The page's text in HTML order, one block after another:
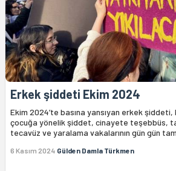
Erkek şiddeti Ekim 2024
Ekim 2024’te basına yansıyan erkek
çocuğa yönelik şiddet, cinayete teşebbüs,
tecavüz ve yaralama vakalarının gün gün
6 Kasım 2024 Gülden Damla Türkmen